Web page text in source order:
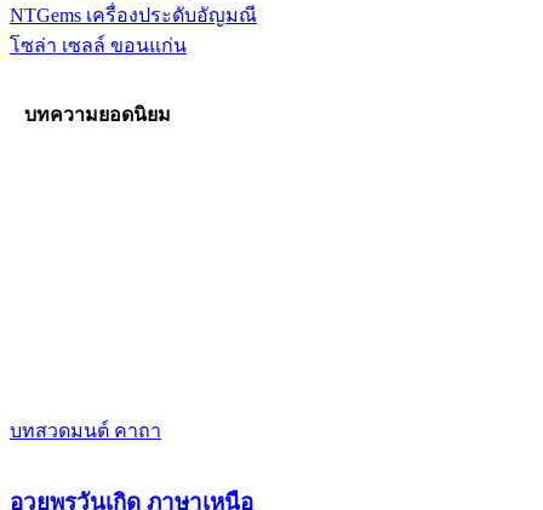
NTGems เครื่องประดับอัญมณี
โซล่า เซลล์ ขอนแก่น
บทความยอดนิยม
บทสวดมนต์ คาถา
อวยพรวันเกิด ภาษาเหนือ